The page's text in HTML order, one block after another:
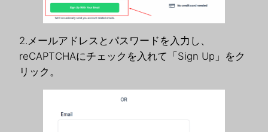
2.メールアドレスとパスワードを入力し、
reCAPTCHAにチェックを入れて「Sign Up」をク
リック。